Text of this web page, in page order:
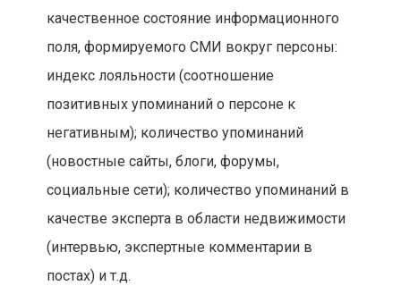
качественное состояние информационного
поля, формируемого СМИ вокруг персоны:
индекс лояльности (соотношение
позитивных упоминаний о персоне к
негативным); количество упоминаний
(новостные сайты, блоги, форумы,
социальные сети); количество упоминаний в
качестве эксперта в области недвижимости
(интервью, экспертные комментарии в
постах) и т.д.